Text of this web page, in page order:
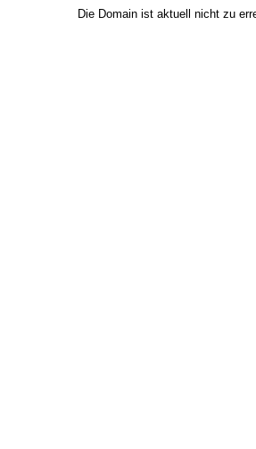
Die Domain ist aktuell nicht zu